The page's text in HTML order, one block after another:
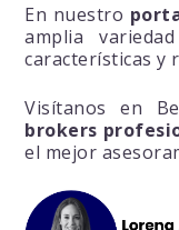
En nuestro
amplia
características y
Visítanos en
brokers
el mejor